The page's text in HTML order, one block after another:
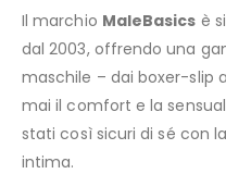
Il marchio MaleBasics è
dal 2003, offrendo una
maschile – dai boxer-slip
mai il comfort e la
stati così sicuri di sé con
intima.